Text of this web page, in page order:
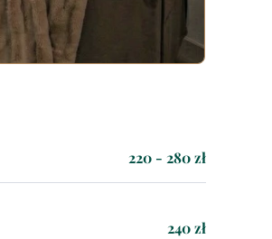
220 - 280 zł
240 zł